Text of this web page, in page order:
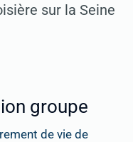
sur la Seine
groupe
de vie de